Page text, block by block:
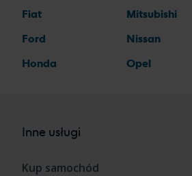
Fiat
Ford
Honda
Mitsubishi
Nissan
Opel
Inne usługi
Kup samochód